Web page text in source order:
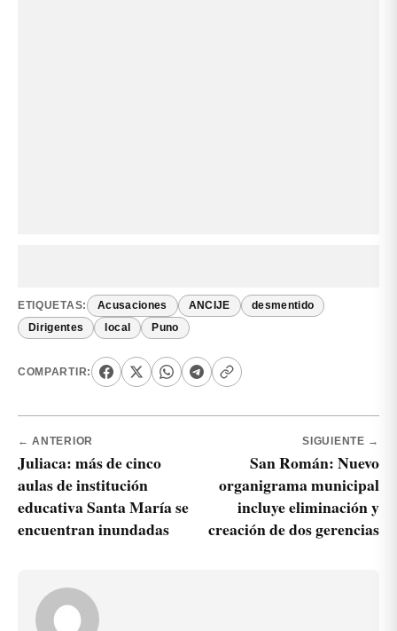
ETIQUETAS: Acusaciones ANCIJE desmentido
Dirigentes local Puno
COMPARTIR:
← ANTERIOR
Juliaca: más de cinco
aulas de institución
educativa Santa María se
encuentran inundadas
SIGUIENTE →
San Román: Nuevo
organigrama municipal
incluye eliminación y
creación de dos gerencias